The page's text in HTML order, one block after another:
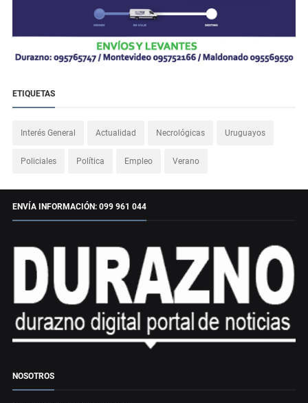
ETIQUETAS
Interés General Actualidad Necrológicas Uruguayos
Policiales Política Empleo Verano
ENVÍA INFORMACIÓN: 099 961 044
NOSOTROS